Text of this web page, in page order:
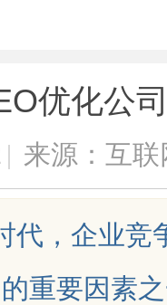
优化公
| 来源：互联
代，企业竞
重要因素
全解析